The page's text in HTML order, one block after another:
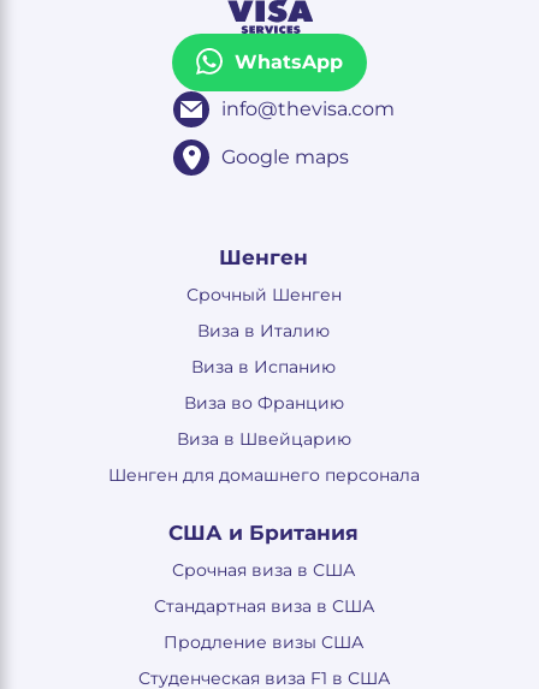
WhatsApp
info@thevisa.com
Google maps
Шенген
Срочный Шенген
Виза в Италию
Виза в Испанию
Виза во Францию
Виза в Швейцарию
Шенген для домашнего персонала
США и Британия
Срочная виза в США
Стандартная виза в США
Продление визы США
Студенческая виза F1 в США